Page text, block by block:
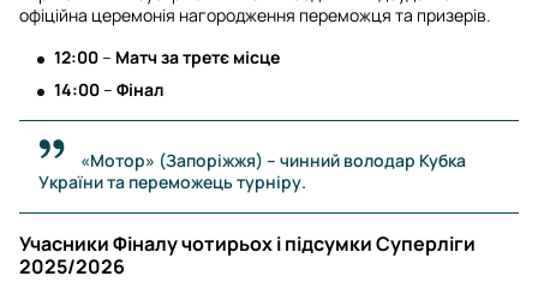
офіційна церемонія нагородження переможця та призерів.
12:00– Матч за третє місце
14:00– Фінал
«Мотор» (Запоріжжя) – чинний володар Кубка
України та переможець турніру.
Учасники Фіналу чотирьох і підсумки Суперліги
2025/2026